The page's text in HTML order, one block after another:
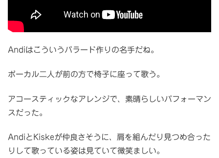
Andiはこういうバラード作りの名手だね。
ボーカル二人が前の方で椅子に座って歌う。
アコースティックなアレンジで、素晴らしいパフォーマン
スだった。
AndiとKiskeが仲良さそうに、肩を組んだり見つめ合った
りして歌っている姿は見ていて微笑ましい。